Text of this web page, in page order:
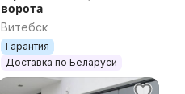
ворота
Витебск
Гарантия
Доставка по Беларуси